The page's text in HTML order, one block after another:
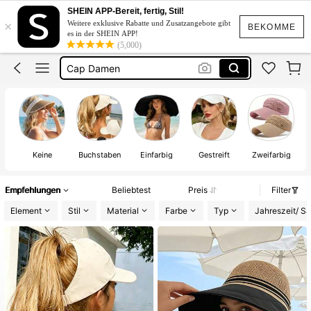
BEKOMME
×
SHEIN APP-Bereit, fertig, Stil!
Weitere exklusive Rabatte und Zusatzangebote gibt
es in der SHEIN APP!
(5,000)
Sonnenhut Damen
Hut Damen Sommer
Cap Damen
Sonnen Hut
Sonnenhut Damen
Keine Buchstaben Einfarbig Gestreift Zweifarbig
Empfehlungen Beliebtest Preis
Filter
Element
Stil Material Farbe Typ Jahreszeit/